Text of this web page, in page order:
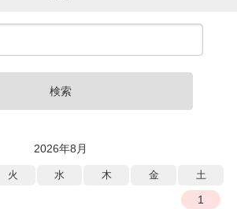
検索
2026年8月
火 水 木 金 土
1